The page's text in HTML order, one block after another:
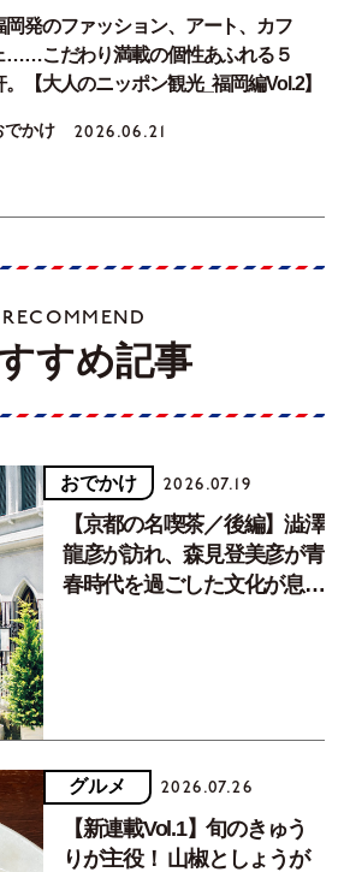
岡発のファッション、アート、カフ
……こだわり満載の個性あふれる５
。【大人のニッポン観光_福岡編Vol.2】
でかけ 2026.06.21
RECOMMEND
すめ記事
おでかけ 2026.07.19
【京都の名喫茶／後編】澁澤
龍彦が訪れ、森見登美彦が青
春時代を過ごした文化が息づ
グルメ 2026.07.26
【新連載Vol.1】旬のきゅう
りが主役！ 山椒としょうが